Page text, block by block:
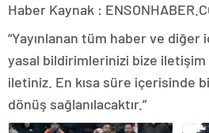
Haber Kaynak :
“Yayınlanan tüm haber ve
yasal bildirimlerinizi bize iletişim
iletiniz. En kısa süre içerisinde
dönüş sağlanılacaktır.”